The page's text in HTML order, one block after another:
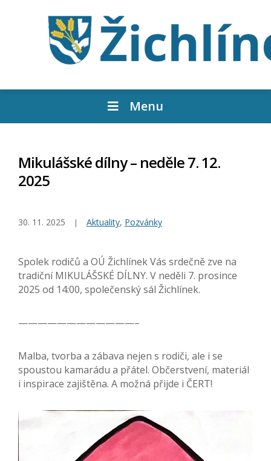
Menu
Mikulášské dílny – neděle 7. 12.
2025
30. 11. 2025 Aktuality, Pozvánky
Spolek rodičů a OÚ Žichlínek Vás srdečně zve na
tradiční MIKULÁŠSKÉ DÍLNY. V neděli 7. prosince
2025 od 14:00, společenský sál Žichlínek.
————————————–
Malba, tvorba a zábava nejen s rodiči, ale i se
spoustou kamarádu a přátel. Občerstvení, materiál
i inspirace zajištěna. A možná přijde i ČERT!